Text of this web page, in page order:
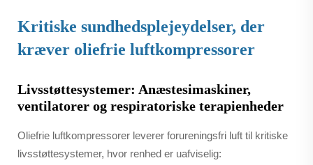
Kritiske sundhedsplejeydelser, der
kræver oliefrie luftkompressorer
Livsstøttesystemer: Anæstesimaskiner,
ventilatorer og respiratoriske terapienheder
Oliefrie luftkompressorer leverer forureningsfri luft til kritiske
livsstøttesystemer, hvor renhed er uafviselig: